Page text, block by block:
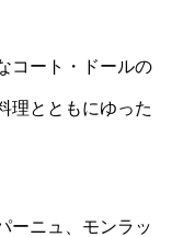
コート・ドールの
理とともにゆった
ーニュ、モンラッ